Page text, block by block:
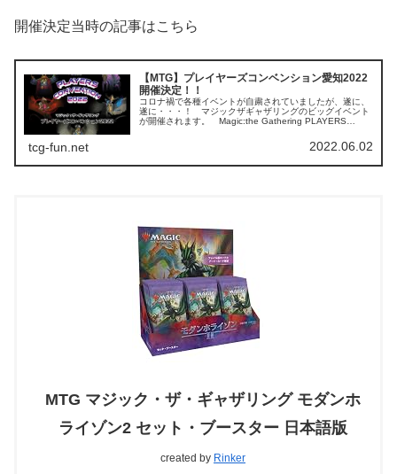
開催決定当時の記事はこちら
【MTG】プレイヤーズコンベンション愛知2022
開催決定！！
コロナ禍で各種イベントが自粛されていましたが、遂に、
遂に・・・！ マジックザギャザリングのビッグイベント
が開催されます。 Magic:the Gathering PLAYERS
tcg-fun.net 2022.06.02
MTG マジック・ザ・ギャザリング モダンホ
ライゾン2 セット・ブースター 日本語版
created by Rinker